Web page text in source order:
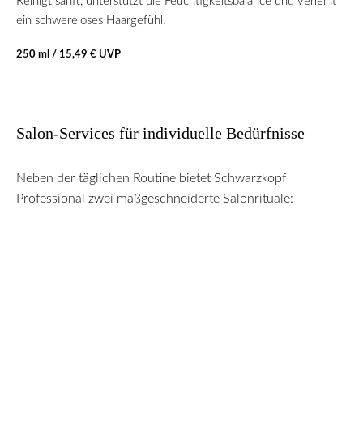
ein schwereloses Haargefühl.
250 ml / 15,49 € UVP
Salon-Services für individuelle Bedürfnisse
Neben der täglichen Routine bietet Schwarzkopf
Professional zwei maßgeschneiderte Salonrituale: